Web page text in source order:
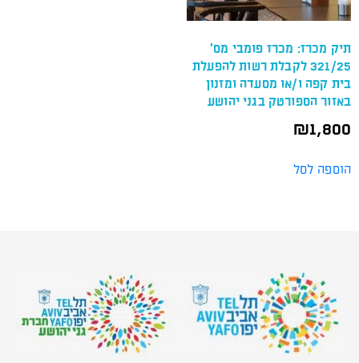
תיק מכרז: מכרז פומבי מס'
321/25 לקבלת רשות להפעלת
בית קפה ו/או מסעדה ומזנון
באזור הספורטק בגני יהושע
₪1,800
הוספה לסל